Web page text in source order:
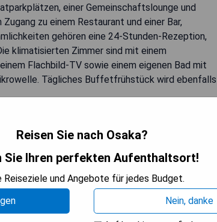
einer Gemeinschaftslounge und
zu einem Restaurant und einer Bar,
gehören eine 24-Stunden-Rezeption,
klimatisierten Zimmer sind mit einem
Flachbild-TV sowie einem eigenen Bad mit
Tägliches Buffetfrühstück wird ebenfalls
Reisen Sie nach Osaka?
Sie Ihren perfekten Aufenthaltsort!
Reiseziele und Angebote für jedes Budget.
Nein, danke